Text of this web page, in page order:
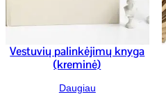
Vestuvių palinkėjimų knyga
(kreminė)
Daugiau